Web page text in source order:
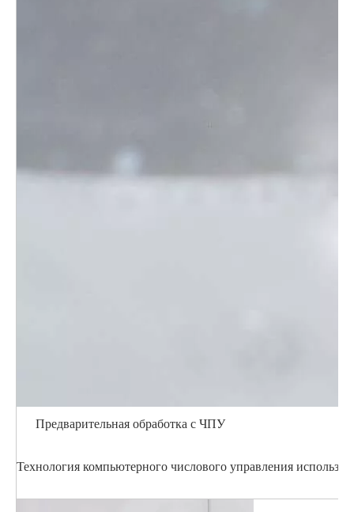
Предварительная обработка с ЧПУ
Технология компьютерного числового управления